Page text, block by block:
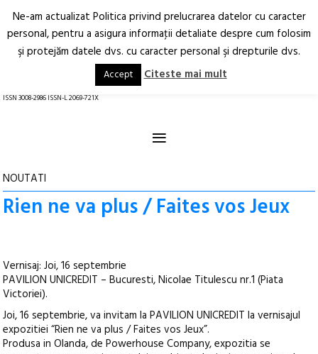
Arhitectură.
Oraș.
RO EN
ISSN 3008-2986 ISSN-L 2069-721X
≡
NOUTATI
Rien ne va plus / Faites vos Jeux
Vernisaj: Joi, 16 septembrie
PAVILION UNICREDIT – Bucuresti, Nicolae Titulescu nr.1 (Piata
Victoriei).
Joi, 16 septembrie, va invitam la PAVILION UNICREDIT la vernisajul
expozitiei “Rien ne va plus / Faites vos Jeux”.
Produsa in Olanda, de Powerhouse Company, expozitia se
Ne-am actualizat Politica privind prelucrarea datelor cu caracter
personal, pentru a asigura informaţii detaliate despre cum folosim
şi protejăm datele dvs. cu caracter personal şi drepturile dvs.
Accept Citeste mai mult